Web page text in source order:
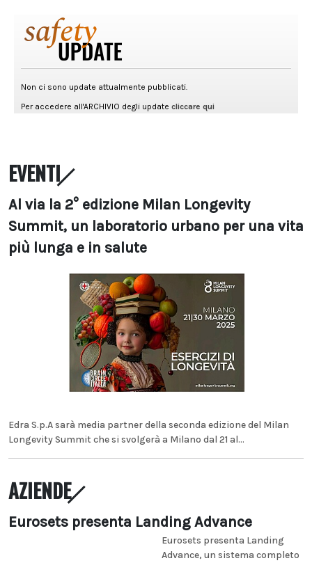
EVENTI
Al via la 2° edizione Milan Longevity
Summit, un laboratorio urbano per una vita
più lunga e in salute
Edra S.p.A sarà media partner della seconda edizione del Milan
Longevity Summit che si svolgerà a Milano dal 21 al...
AZIENDE
Eurosets presenta Landing Advance
Eurosets presenta Landing
Advance, un sistema completo